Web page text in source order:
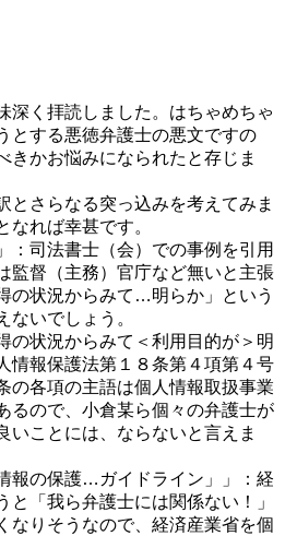
深く拝読しました。はちゃめちゃ
とする悪徳弁護士の悪文ですの
きかお悩みになられたと存じま
とさらなる突っ込みを考えてみま
なれば幸甚です。
司法書士（会）での事例を引用
監督（主務）官庁など無いと主張
の状況からみて…明らか」という
ないでしょう。
の状況からみて＜利用目的が＞明
情報保護法第１８条第４項第４号
の各項の主語は個人情報取扱事業
るので、小倉某ら個々の弁護士が
いことには、ならないと言えま
報の保護…ガイドライン」」：経
と「我ら弁護士には関係ない！」
なりそうなので、経済産業省を個